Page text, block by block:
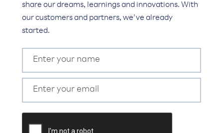
share our dreams, learnings and innovations. With
our customers and partners, we’ve already
started.